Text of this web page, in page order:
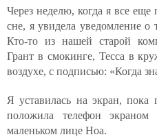
Через неделю, когда я все еще
сне, я увидела уведомление о
Кто-то из нашей старой
Грант в смокинге, Тесса в
воздухе, с подписью: «Когда
Я уставилась на экран, пока
положила телефон экраном
маленьком лице Ноа.